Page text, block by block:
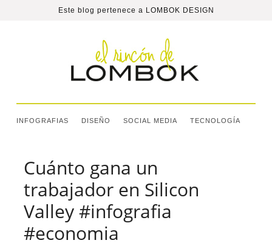
Este blog pertenece a LOMBOK DESIGN
INFOGRAFIAS DISEÑO SOCIAL MEDIA TECNOLOGÍA
Cuánto gana un
trabajador en Silicon
Valley #infografia
#economia